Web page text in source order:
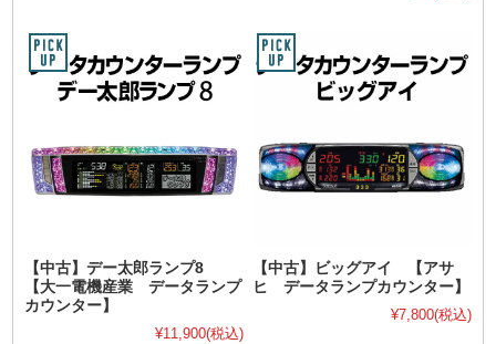
【中古】デー太郎ランプ8
【大一電機産業 データランプ
カウンター】
¥11,900(税込)
【中古】ビッグアイ 【アサ
ヒ データランプカウンター】
¥7,800(税込)